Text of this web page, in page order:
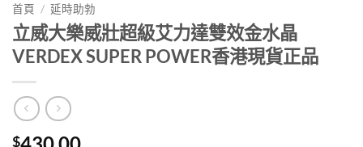
首頁 / 延時助勃
立威大樂威壯超級艾力達雙效金水晶
VERDEX SUPER POWER香港現貨正品
$